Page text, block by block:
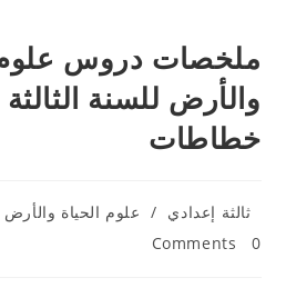
ملخصات دروس علوم
والأرض للسنة
خطاطات
Post
category:
ثالثة إعدادي / علوم الحياة والأرض
Post
0 Comments